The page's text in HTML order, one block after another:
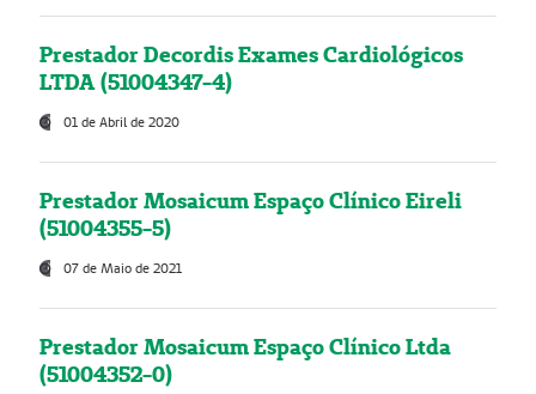
Prestador Decordis Exames Cardiológicos
LTDA (51004347-4)
01 de Abril de 2020
Prestador Mosaicum Espaço Clínico Eireli
(51004355-5)
07 de Maio de 2021
Prestador Mosaicum Espaço Clínico Ltda
(51004352-0)